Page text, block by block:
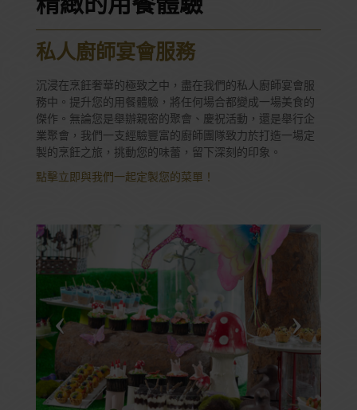
私人廚師宴會服務
沉浸在烹飪奢華的極致之中，盡在我們的私人廚師宴會服
務中。提升您的用餐體驗，將任何場合都變成一場美食的
傑作。無論您是舉辦親密的聚會、慶祝活動，還是舉行企
業聚會，我們一支經驗豐富的廚師團隊致力於打造一場定
製的烹飪之旅，挑動您的味蕾，留下深刻的印象。
點擊立即與我們一起定製您的菜單！